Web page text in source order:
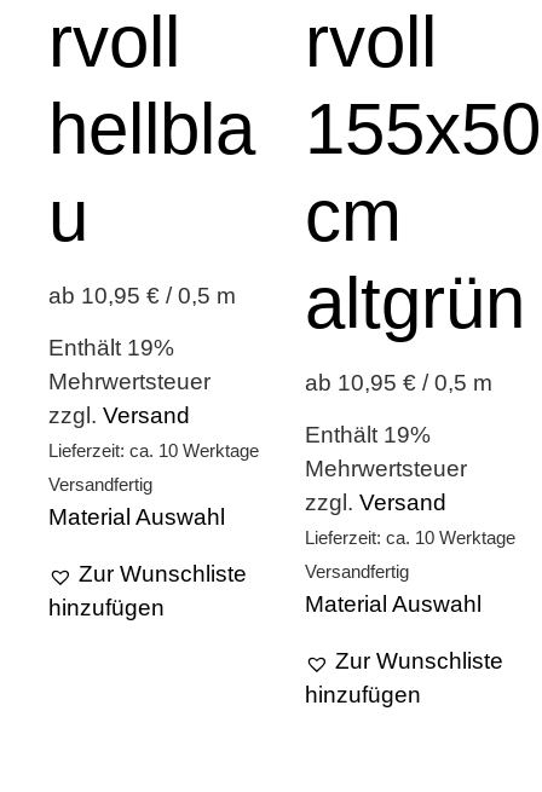
rvoll
hellbla
u
ab 10,95 € / 0,5 m
Enthält 19%
Mehrwertsteuer
zzgl. Versand
Lieferzeit: ca. 10 Werktage
Versandfertig
Material Auswahl
Zur Wunschliste
hinzufügen
rvoll
155x50
cm
altgrün
ab 10,95 € / 0,5 m
Enthält 19%
Mehrwertsteuer
zzgl.Versand
Lieferzeit: ca. 10 Werktage
Versandfertig
Material Auswahl
Zur Wunschliste
hinzufügen